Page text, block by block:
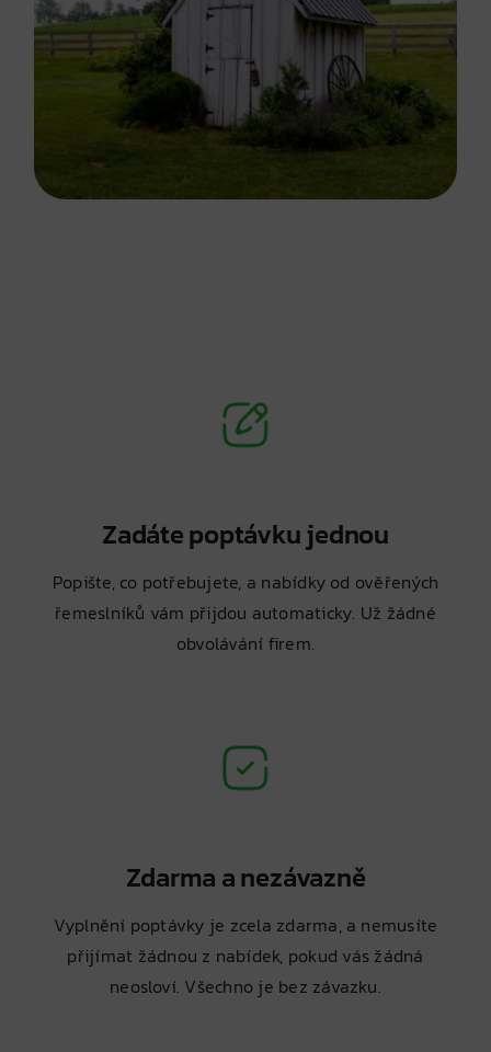
Zadáte poptávku jednou
Popište, co potřebujete, a nabídky od ověřených
řemeslníků vám přijdou automaticky. Už žádné
obvolávání firem.
Zdarma a nezávazně
Vyplnění poptávky je zcela zdarma, a nemusíte
přijímat žádnou z nabídek, pokud vás žádná
neosloví. Všechno je bez závazku.